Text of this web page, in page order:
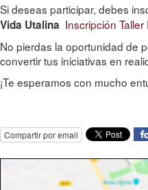
Si deseas participar, debes
Vida Utalina Inscripción
No pierdas la oportunidad de
convertir tus iniciativas en
¡Te esperamos con mucho
Compartir por email